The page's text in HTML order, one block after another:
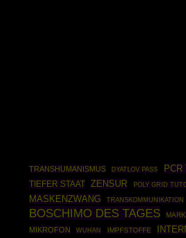
TRANSHUMANISMUS DYATLOV PASS PCR
TIEFER STAAT ZENSUR POLY GRID
MASKENZWANG TRANSKOMMUNIKATION
BOSCHIMO DES TAGES
MIKROFON
WUHAN IMPFSTOFFE